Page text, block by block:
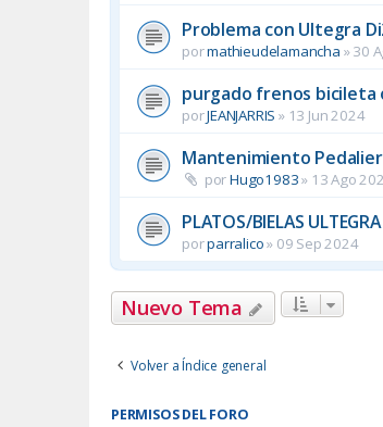
Problema con Ultegra
pormathieudelamancha »30
purgado frenos bicileta
porJEANJARRIS » 13 Jun 2024
Mantenimiento Pedalier
porHugo1983» 13 Ago
PLATOS/BIELAS
porparralico» 09 Sep 2024
Nuevo Tema
Volver a Índice general
PERMISOS DEL FORO